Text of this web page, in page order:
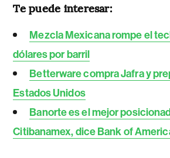
Te puede interesar:
Mezcla Mexicana rompe el
dólares por barril
Betterware compra Jafra y
Estados Unidos
Banorte es el mejor
Citibanamex, dice Bank of